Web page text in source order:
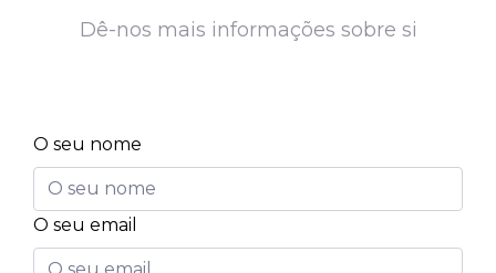
Dê-nos mais informações sobre si
O seu nome
O seu email